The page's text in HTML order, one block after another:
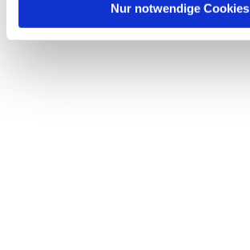
Nur notwendige Cookies